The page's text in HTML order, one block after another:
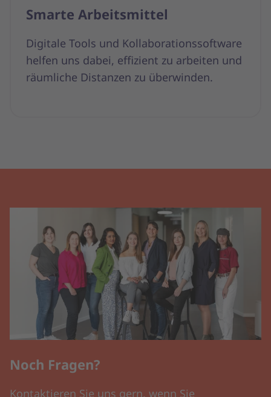
Smarte Arbeitsmittel
Digitale Tools und Kollaborationssoftware
helfen uns dabei, effizient zu arbeiten und
räumliche Distanzen zu überwinden.
Noch Fragen?
Kontaktieren Sie uns gern, wenn Sie